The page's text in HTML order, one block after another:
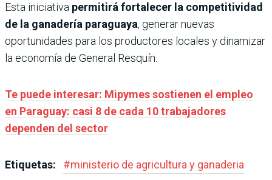
Esta iniciativa permitirá fortalecer la competitividad
de la ganadería paraguaya, generar nuevas
oportunidades para los productores locales y dinamizar
la economía de General Resquín.
Te puede interesar: Mipymes sostienen el empleo
en Paraguay: casi 8 de cada 10 trabajadores
dependen del sector
Etiquetas: #ministerio de agricultura y ganaderia